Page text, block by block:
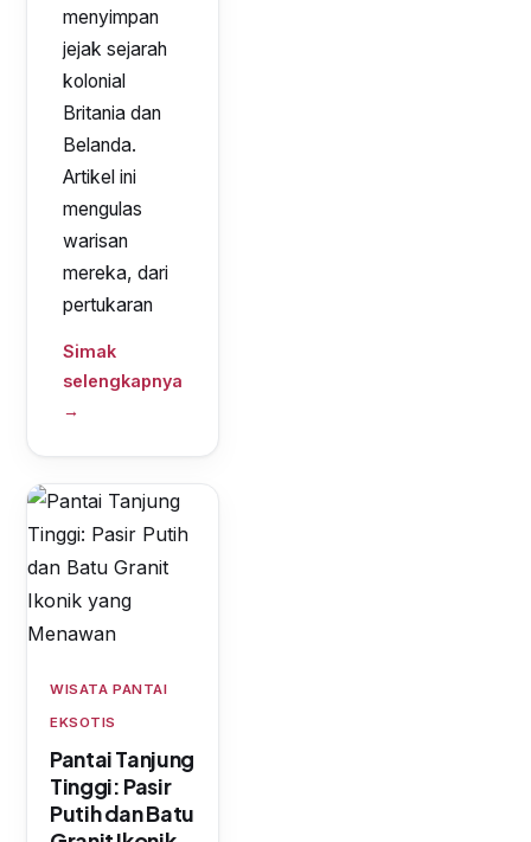
menyimpan
jejak sejarah
kolonial
Britania dan
Belanda.
Artikel ini
mengulas
warisan
mereka, dari
pertukaran
Simak
selengkapnya
→
WISATA PANTAI
EKSOTIS
Pantai Tanjung
Tinggi: Pasir
Putih dan Batu